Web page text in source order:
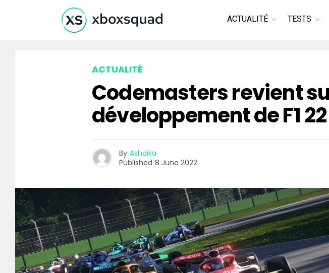
ACTUALITÉ TESTS
ACTUALITÉ
Codemasters revient
développement de F1 22
By Ashaika
Published 8 June 2022